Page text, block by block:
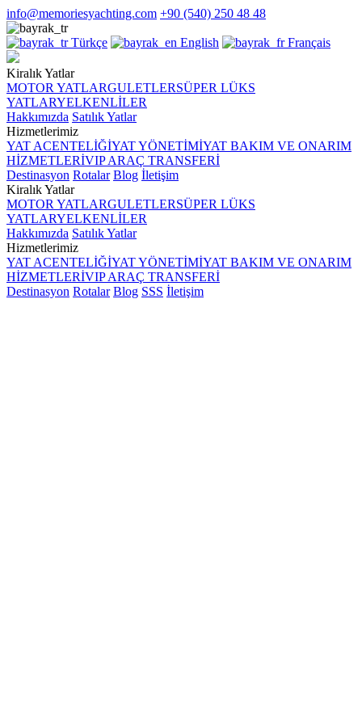
info@memoriesyachting.com +90 (540) 250 48 48
Türkçe English Français
Kiralık Yatlar
MOTOR YATLARGULETLERSÜPER LÜKS
YATLARYELKENLİLER
Hakkımızda Satılık Yatlar
Hizmetlerimiz
YAT ACENTELİĞİYAT YÖNETİMİYAT BAKIM VE ONARIM
HİZMETLERİVIP ARAÇ TRANSFERİ
Destinasyon Rotalar Blog İletişim
Kiralık Yatlar
MOTOR YATLARGULETLERSÜPER LÜKS
YATLARYELKENLİLER
Hakkımızda Satılık Yatlar
Hizmetlerimiz
YAT ACENTELİĞİYAT YÖNETİMİYAT BAKIM VE ONARIM
HİZMETLERİVIP ARAÇ TRANSFERİ
Destinasyon Rotalar Blog SSS İletişim